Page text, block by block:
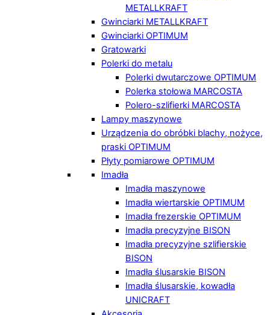
METALLKRAFT
Gwinciarki METALLKRAFT
Gwinciarki OPTIMUM
Gratowarki
Polerki do metalu
Polerki dwutarczowe OPTIMUM
Polerka stołowa MARCOSTA
Polero-szlifierki MARCOSTA
Lampy maszynowe
Urządzenia do obróbki blachy, nożyce,
praski OPTIMUM
Płyty pomiarowe OPTIMUM
Imadła
Imadła maszynowe
Imadła wiertarskie OPTIMUM
Imadła frezerskie OPTIMUM
Imadła precyzyjne BISON
Imadła precyzyjne szlifierskie
BISON
Imadła ślusarskie BISON
Imadła ślusarskie, kowadła
UNICRAFT